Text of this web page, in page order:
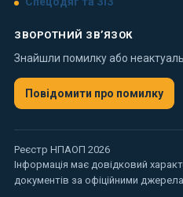
ЗВОРОТНИЙ ЗВ’ЯЗОК
Знайшли помилку або
Повідомити про помилку
Реєстр НПАОП 2026
Інформація має довідковий
документів за офіційними